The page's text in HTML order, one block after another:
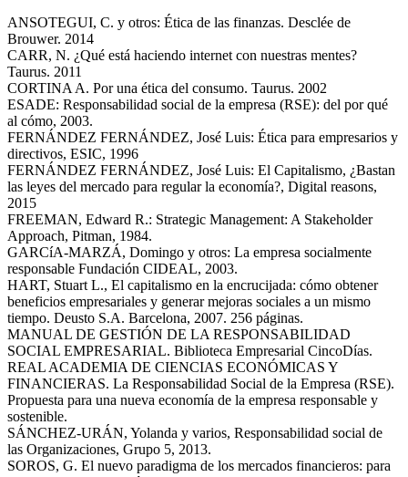
ANSOTEGUI, C. y otros: Ética de las finanzas. Desclée de
Brouwer. 2014
CARR, N. ¿Qué está haciendo internet con nuestras mentes?
Taurus. 2011
CORTINA A. Por una ética del consumo. Taurus. 2002
ESADE: Responsabilidad social de la empresa (RSE): del por qué
al cómo, 2003.
FERNÁNDEZ FERNÁNDEZ, José Luis: Ética para empresarios y
directivos, ESIC, 1996
FERNÁNDEZ FERNÁNDEZ, José Luis: El Capitalismo, ¿Bastan
las leyes del mercado para regular la economía?, Digital reasons,
2015
FREEMAN, Edward R.: Strategic Management: A Stakeholder
Approach, Pitman, 1984.
GARCíA-MARZÁ, Domingo y otros: La empresa socialmente
responsable Fundación CIDEAL, 2003.
HART, Stuart L., El capitalismo en la encrucijada: cómo obtener
beneficios empresariales y generar mejoras sociales a un mismo
tiempo. Deusto S.A. Barcelona, 2007. 256 páginas.
MANUAL DE GESTIÓN DE LA RESPONSABILIDAD
SOCIAL EMPRESARIAL. Biblioteca Empresarial CincoDías.
REAL ACADEMIA DE CIENCIAS ECONÓMICAS Y
FINANCIERAS. La Responsabilidad Social de la Empresa (RSE).
Propuesta para una nueva economía de la empresa responsable y
sostenible.
SÁNCHEZ-URÁN, Yolanda y varios, Responsabilidad social de
las Organizaciones, Grupo 5, 2013.
SOROS, G. El nuevo paradigma de los mercados financieros: para